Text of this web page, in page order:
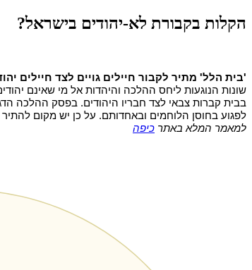
הקלות בקבורת לא-יהודים בישראל?
'בית הלל' מתיר לקבור חיילים גויים לצד חיילים
לפגוע בחוסן הלוחמים ובאחדותם. על כן יש מקום
למאמר המלא באתר כיפה